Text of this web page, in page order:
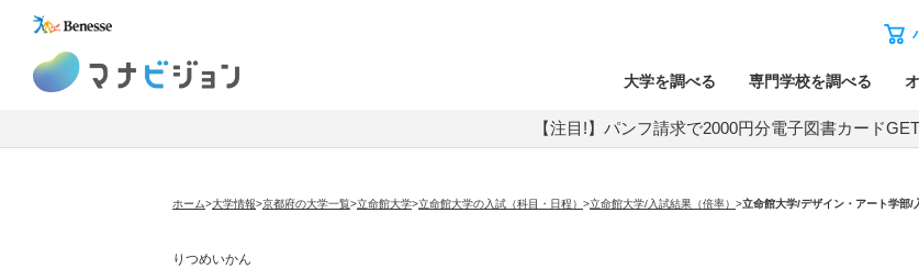
大学を調べる 専門学校を調べる
【注目!】パンフ請求で2000円分電子図書カードGET
ホーム>大学情報>京都府の大学一覧>立命館大学>立命館大学の入試（科目・日程） >立命館大学/入試結果（倍率） >立命館大学/デザイン・アート学部/
りつめいかん